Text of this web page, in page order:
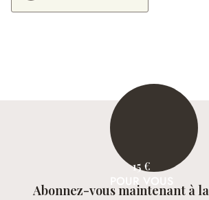
15 €
POUR VOUS
Abonnez-vous maintenant à